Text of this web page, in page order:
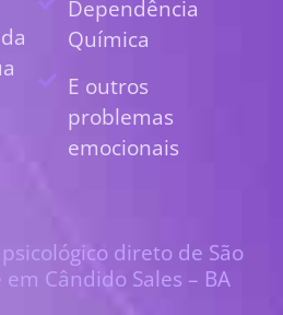
Dependência
Química
E outros
problemas
emocionais
direto de São
Cândido Sales – BA